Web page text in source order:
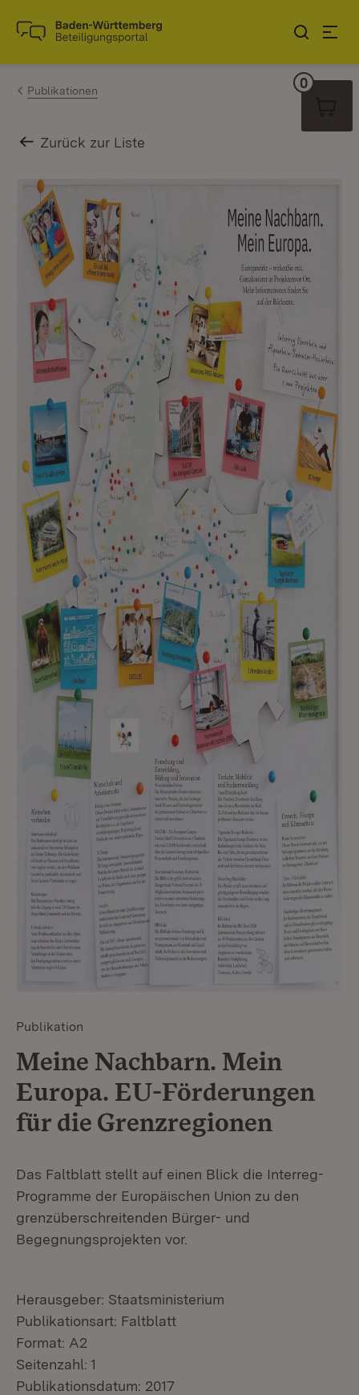
Zum Inhalt springen
Link zur Startseite
Publikationen
Zurück zur Liste
Publikation
Meine Nachbarn. Mein
Europa. EU-Förderungen
für die Grenzregionen
Das Faltblatt stellt auf einen Blick die Interreg-
Programme der Europäischen Union zu den
grenzüberschreitenden Bürger- und
Begegnungsprojekten vor.
Herausgeber: Staatsministerium
Publikationsart: Faltblatt
Format: A2
Seitenzahl: 1
Publikationsdatum: 2017
0